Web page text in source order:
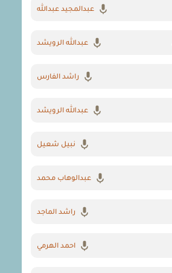
عبدالمجيد عبدالله
عبدالله الرويشد
راشد الفارس
عبدالله الرويشد
نبيل شعيل
عبدالوهاب محمد
راشد الماجد
احمد الهرمي